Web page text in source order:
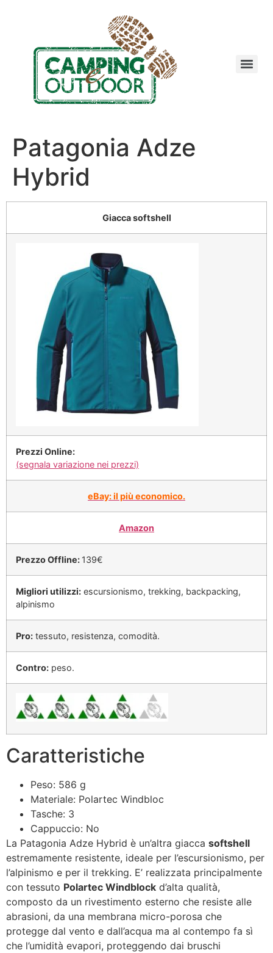
Patagonia Adze
Hybrid
Giacca softshell
Prezzi Online:
(segnala variazione nei prezzi)
eBay: il più economico.
Amazon
Prezzo Offline: 139€
Migliori utilizzi: escursionismo, trekking, backpacking,
alpinismo
Pro: tessuto, resistenza, comodità.
Contro: peso.
Caratteristiche
Peso: 586 g
Materiale: Polartec Windbloc
Tasche: 3
Cappuccio: No
La Patagonia Adze Hybrid è un’altra giacca softshell
estremamente resistente, ideale per l’escursionismo, per
l’alpinismo e per il trekking. E’ realizzata principalmente
con tessuto Polartec Windblock d’alta qualità,
composto da un rivestimento esterno che resiste alle
abrasioni, da una membrana micro-porosa che
protegge dal vento e dall’acqua ma al contempo fa sì
che l’umidità evapori, proteggendo dai bruschi